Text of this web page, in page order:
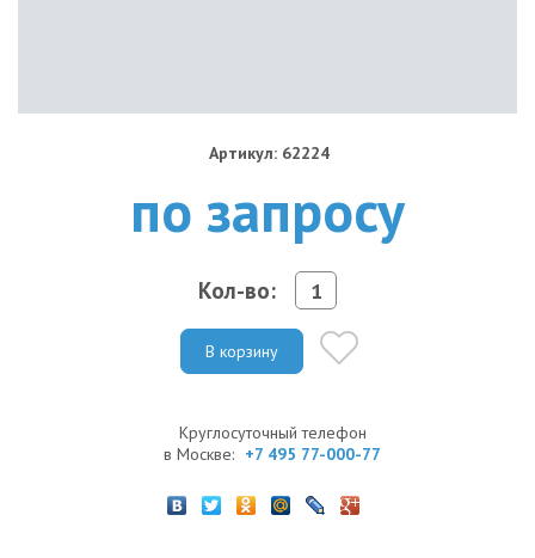
Артикул: 62224
по запросу
Кол-во:
В корзину
Круглосуточный телефон
в Москве: +7 495 77-000-77